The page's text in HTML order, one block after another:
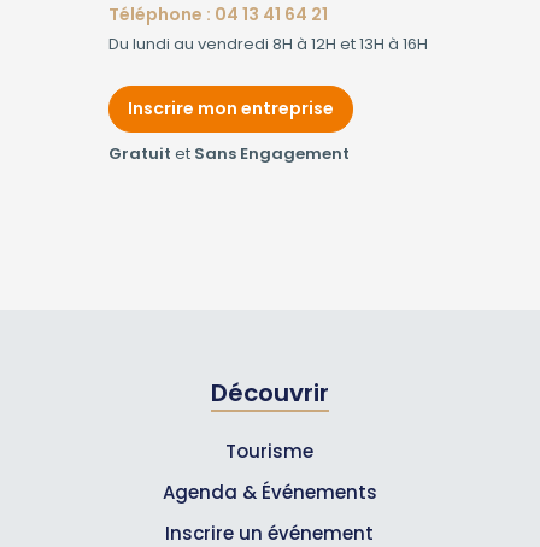
Téléphone : 04 13 41 64 21
Du lundi au vendredi 8H à 12H et 13H à 16H
Inscrire mon entreprise
Gratuit et Sans Engagement
Découvrir
Tourisme
Agenda & Événements
Inscrire un événement